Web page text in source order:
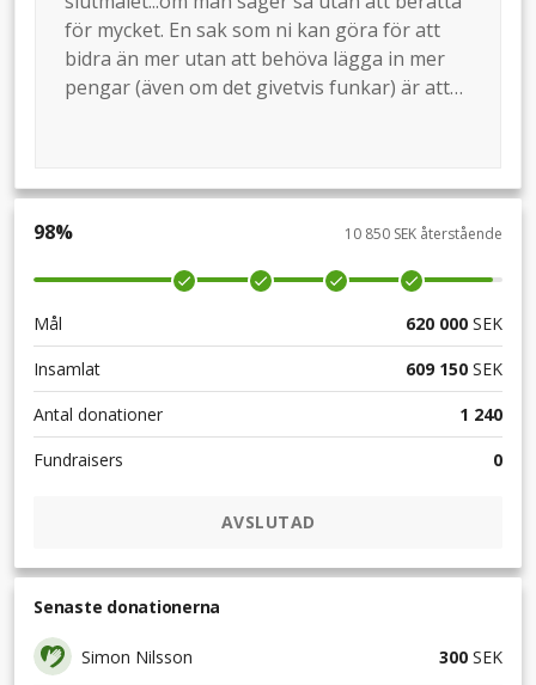
för mycket. En sak som ni kan göra för att
bidra än mer utan att behöva lägga in mer
pengar (även om det givetvis funkar) är att
spridning! Stort tack för ert bidrag och
engagemang för SSK!
98% 10 850 SEK återstående
Mål 620 000 SEK
Insamlat
609 150 SEK
Antal donationer
1 240
Fundraisers
0
AVSLUTAD
Senaste donationerna
Simon Nilsson 300 SEK